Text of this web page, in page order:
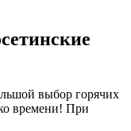
выбор горячих
времени! При